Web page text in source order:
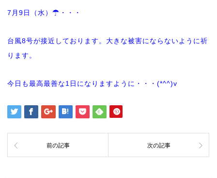
7月9日（水）☂・・・
台風8号が接近しております。大きな被害にならないように祈
ります。
今日も最高最善な1日になりますように・・・(*^^)v
前の記事 次の記事